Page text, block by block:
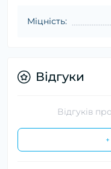
Міцність:
Відгуки
Відгуків